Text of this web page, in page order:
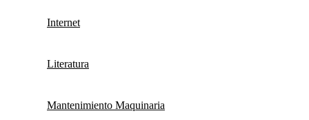
Internet
Literatura
Mantenimiento Maquinaria